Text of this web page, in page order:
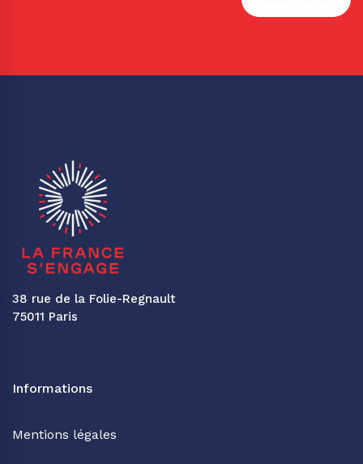
38 rue de la Folie-Regnault
75011 Paris
Informations
Mentions légales